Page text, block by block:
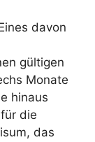
davon
gültigen
Monate
hinaus
die
das